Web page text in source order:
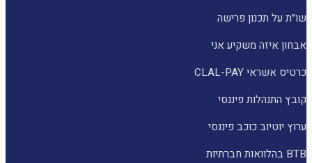
שו״ת על תכנון פרישה
אבחון איזה משקיע אני
כרטיס אשראי CLAL-PAY
קובץ התנהלות פיננסי
ערוץ יוטיוב כוכב פיננסי
BTB בהלוואות חברתיות